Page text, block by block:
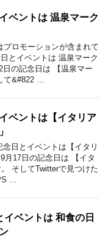
ベントは 温泉マーク
プロモーションが含まれて
とイベントは 温泉マーク
の記念日は 【温泉マー
て&#822 …
ベントは【イタリア
日とイベントは【イタリ
月17日の記念日は 【イタ
そしてTwitterで見つけた
…
ベントは 和食の日